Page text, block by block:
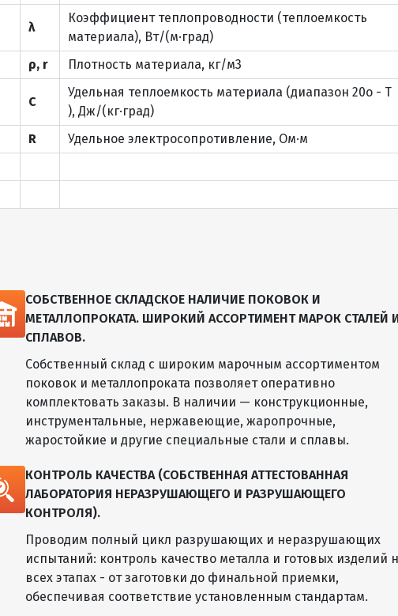
λ
Коэффициент теплопроводности (теплоемкость
материала), Вт/(м·град)
ρ, r Плотность материала, кг/м3
С
Удельная теплоемкость материала (диапазон 20o - T
), Дж/(кг·град)
R
Удельное электросопротивление, Ом·м
СОБСТВЕННОЕ СКЛАДСКОЕ НАЛИЧИЕ ПОКОВОК И
МЕТАЛЛОПРОКАТА. ШИРОКИЙ АССОРТИМЕНТ МАРОК СТАЛЕЙ
СПЛАВОВ.
Собственный склад с широким марочным ассортиментом
поковок и металлопроката позволяет оперативно
комплектовать заказы. В наличии — конструкционные,
инструментальные, нержавеющие, жаропрочные,
жаростойкие и другие специальные стали и сплавы.
КОНТРОЛЬ КАЧЕСТВА (СОБСТВЕННАЯ АТТЕСТОВАННАЯ
ЛАБОРАТОРИЯ НЕРАЗРУШАЮЩЕГО И РАЗРУШАЮЩЕГО
КОНТРОЛЯ).
Проводим полный цикл разрушающих и неразрушающих
испытаний: контроль качество металла и готовых изделий
всех этапах - от заготовки до финальной приемки,
обеспечивая соответствие установленным стандартам.